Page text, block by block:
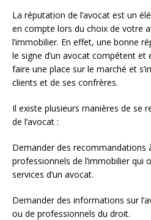
La réputation de l’avocat est un
en compte lors du choix de votre
l’immobilier. En effet, une bonne
le signe d’un avocat compétent et
faire une place sur le marché et
clients et de ses confrères.
Il existe plusieurs manières de se
de l’avocat :
Demander des recommandations
professionnels de l’immobilier qui
services d’un avocat.
Demander des informations sur
ou de professionnels du droit.